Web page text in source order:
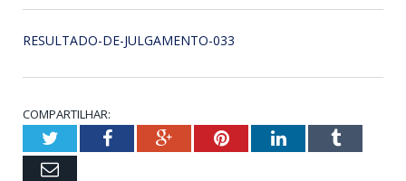
RESULTADO-DE-JULGAMENTO-033
COMPARTILHAR:
TwitterFacebookGoogle+PinterestLinkedInTumblr
Email